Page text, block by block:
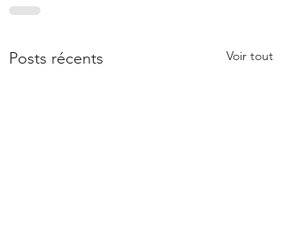
Posts récents Voir tout